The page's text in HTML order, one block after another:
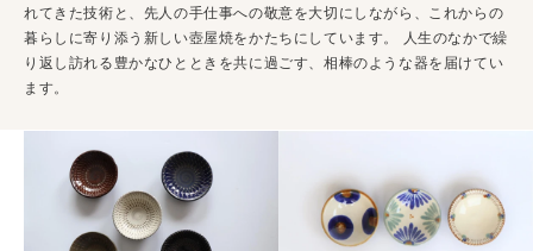
れてきた技術と、先人の手仕事への敬意を大切にしながら、これからの
暮らしに寄り添う新しい壺屋焼をかたちにしています。 人生のなかで繰
り返し訪れる豊かなひとときを共に過ごす、相棒のような器を届けてい
ます。